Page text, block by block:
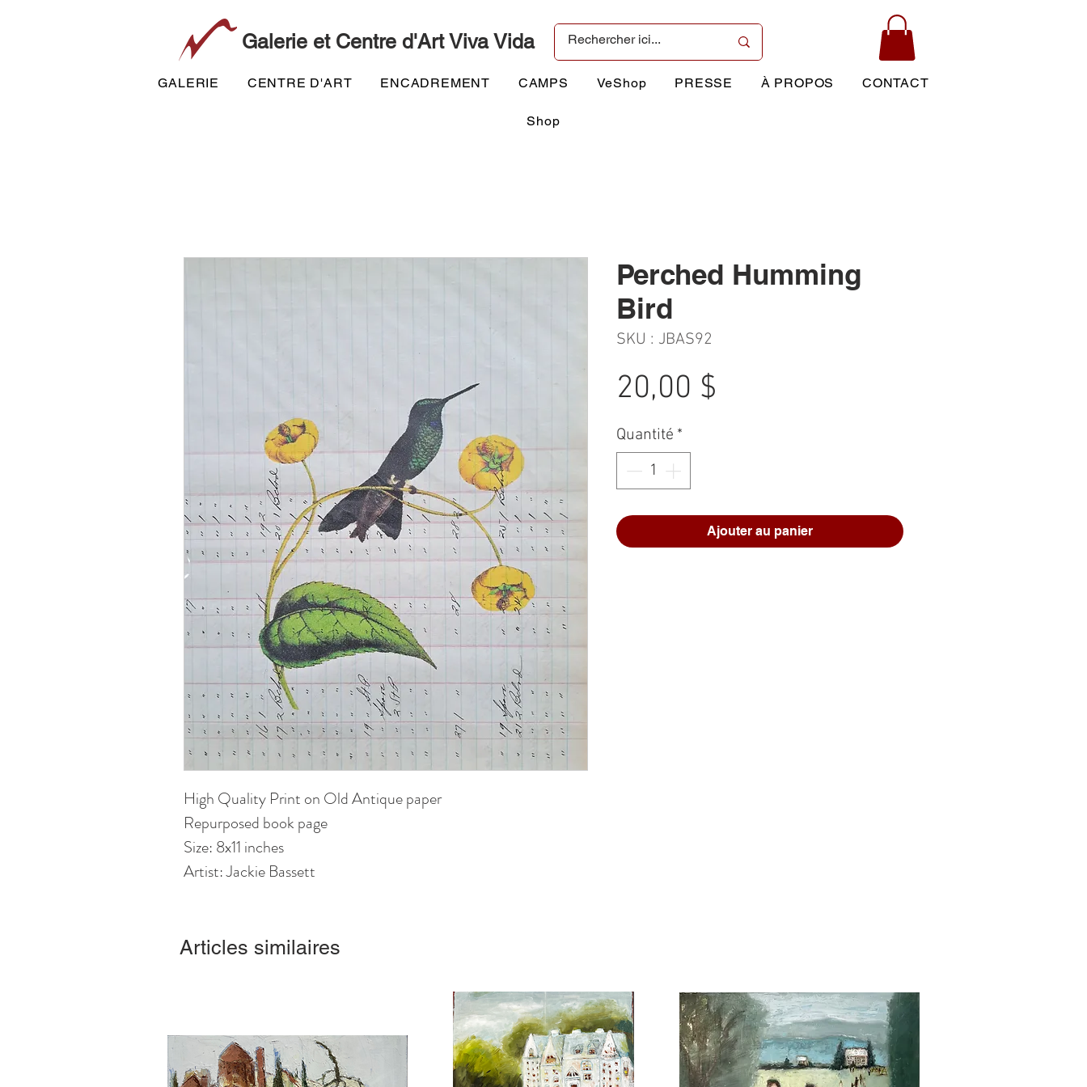
Galerie et Centre d'Art Viva Vida
GALERIE CENTRE D'ART ENCADREMENT CAMPS VeShop PRESSE À PROPOS CONTACT
Shop
High Quality Print on Old Antique paper
Repurposed book page
Size: 8x11 inches
Artist: Jackie Bassett
Perched Humming
Bird
SKU : JBAS92
20,00 $
Quantité *
Ajouter au panier
Articles similaires